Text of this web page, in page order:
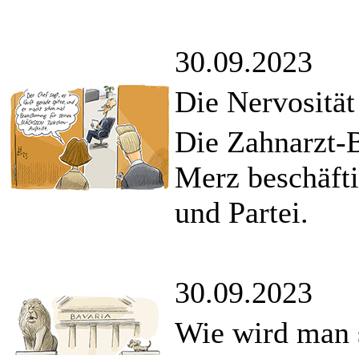
30.09.2023
Die
Die Zahnarzt-
Merz
und Partei.
30.09.2023
Wie wird man